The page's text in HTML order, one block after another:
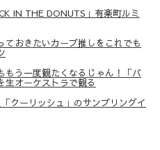
IN THE DONUTS」有楽町ルミ
おきたいカープ推しをこれでも
もう一度観たくなるじゃん！「バ
生オーケストラで観る
クーリッシュ」のサンプリングイ